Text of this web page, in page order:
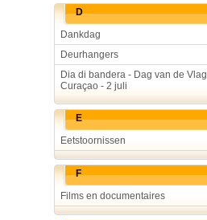
D
Dankdag
Deurhangers
Dia di bandera - Dag van de Vlag
Curaçao - 2 juli
E
Eetstoornissen
F
Films en documentaires